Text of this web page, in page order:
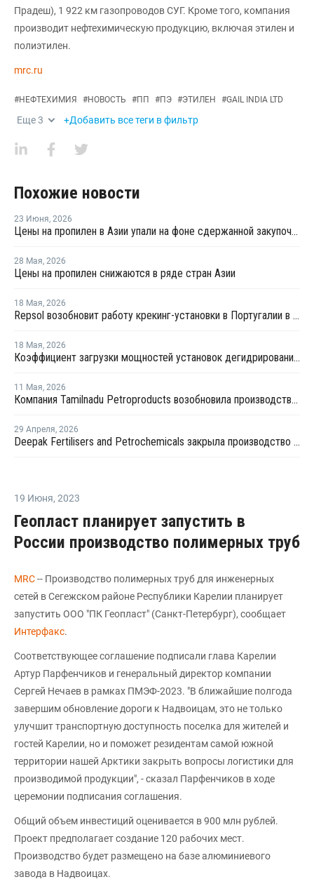
Прадеш), 1 922 км газопроводов СУГ. Кроме того, компания
производит нефтехимическую продукцию, включая этилен и
полиэтилен.
mrc.ru
#НЕФТЕХИМИЯ #НОВОСТЬ #ПП #ПЭ #ЭТИЛЕН #GAIL INDIA LTD
Еще3 +Добавить все теги в фильтр
Похожие новости
23 Июня, 2026
Цены на пропилен в Азии упали на фоне сдержанной закупочной активности
28 Мая, 2026
Цены на пропилен снижаются в ряде стран Азии
18 Мая, 2026
Repsol возобновит работу крекинг-установки в Португалии в июне
18 Мая, 2026
Коэффициент загрузки мощностей установок дегидрированию пропана в Китае в мае снизится примерно до 50%
11 Мая, 2026
Компания Tamilnadu Petroproducts возобновила производство окиси пропилена
29 Апреля, 2026
Deepak Fertilisers and Petrochemicals закрыла производство изопропилового спирта из-за перебоев в поставках пропилена
19 Июня, 2023
Геопласт планирует запустить в
России производство полимерных труб
MRC-- Производство полимерных труб для инженерных
сетей в Сегежском районе Республики Карелии планирует
запустить ООО "ПК Геопласт" (Санкт-Петербург), сообщает
Интерфакс.
Соответствующее соглашение подписали глава Карелии
Артур Парфенчиков и генеральный директор компании
Сергей Нечаев в рамках ПМЭФ-2023. "В ближайшие полгода
завершим обновление дороги к Надвоицам, это не только
улучшит транспортную доступность поселка для жителей и
гостей Карелии, но и поможет резидентам самой южной
территории нашей Арктики закрыть вопросы логистики для
производимой продукции", - сказал Парфенчиков в ходе
церемонии подписания соглашения.
Общий объем инвестиций оценивается в 900 млн рублей.
Проект предполагает создание 120 рабочих мест.
Производство будет размещено на базе алюминиевого
завода в Надвоицах.